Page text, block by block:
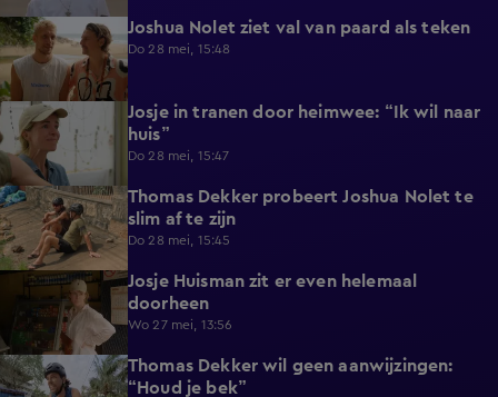
0:28 Joshua Nolet ziet val van paard als teken
Do 28 mei, 15:48
0:59
Josje in tranen door heimwee: “Ik wil naar
huis”
Do 28 mei, 15:47
0:41
Thomas Dekker probeert Joshua Nolet te
slim af te zijn
Do 28 mei, 15:45
0:41
Josje Huisman zit er even helemaal
doorheen
Wo 27 mei, 13:56
0:45
Thomas Dekker wil geen aanwijzingen:
“Houd je bek”